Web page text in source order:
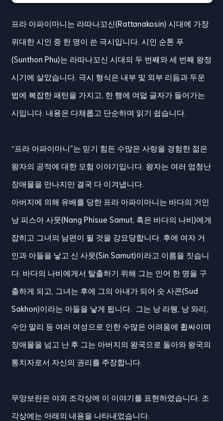
프라 아파이마니는 라따나꼬신(Rattanakosin) 시대에 가장
위대한 시인 중 한 명이 쓴 극시입니다. 시인 순톤 푸
(Sunthon Phu)는 라따나꼬신 시대의 두 번째와 세 번째 왕정
시기에 살았습니다. 극시 형식은 내부 및 외부 리듬과 두운
법에 복잡한 패턴을 가지고, 한 행에 여덟 글자가 들어가는
시입니다. 내용은 다채롭고 단순하며 읽기 쉽습니다.
“프라 아파이마니”는 믿기 힘든 수많은 사랑을 경험한 젊은
왕자의 공적에 대한 모험 이야기입니다. 왕자는 여러 엄청난
장애물을 만나지만 결국 다 이겨냅니다.
아버지에 의해 유배를 당한 프라 아파이마니는 바다의 거인
낭 피스아 사뭇(Nang Phisue Samut, 혹은 바다의 나비)에게
잡히고 그녀의 남편이 될 것을 강요당합니다. 후에 여자 거
인과 아들을 낳고 신 사뭇(Sin Samut)이라고 이름을 짓습니
다. 바다의 나비에게서 탈출하기 위해 그는 인어 한 명을 구
출하게 되고, 그녀는 후에 그의 아내가 되어 숫 사콘(Sud
Sakhon)이라는 아들을 낳게 됩니다. 그는 낭 라웽, 낭 와리,
수안 말리 등 여러 여성으로 인한 수많은 어려움에 휩싸이며
장애물을 넘고 난 후 그는 아버지의 왕국으로 돌아와 왕국의
통치자로서 자신의 권리를 주장합니다.
무앙보란은 야외 조각상에 이 이야기를 표현하였습니다. 조
각상에는 아래의 내용을 나타내었습니다.